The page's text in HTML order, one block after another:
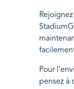
Pour
pensez à